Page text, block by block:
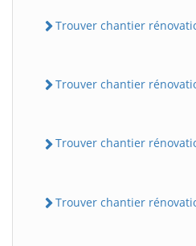
Trouver chantier
Trouver chantier
Trouver chantier
Trouver chantier